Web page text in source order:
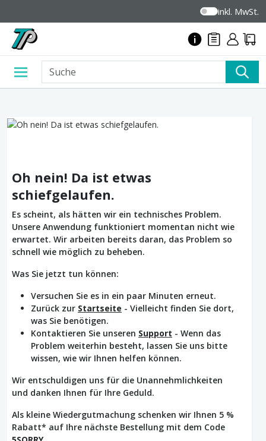
inkl. MwSt.
Oh nein! Da ist etwas
schiefgelaufen.
Es scheint, als hätten wir ein technisches Problem.
Unsere Anwendung funktioniert momentan nicht wie
erwartet. Wir arbeiten bereits daran, das Problem so
schnell wie möglich zu beheben.
Was Sie jetzt tun können:
Versuchen Sie es in ein paar Minuten erneut.
Zurück zur Startseite - Vielleicht finden Sie dort,
was Sie benötigen.
Kontaktieren Sie unseren Support - Wenn das
Problem weiterhin besteht, lassen Sie uns bitte
wissen, wie wir Ihnen helfen können.
Wir entschuldigen uns für die Unannehmlichkeiten
und danken Ihnen für Ihre Geduld.
Als kleine Wiedergutmachung schenken wir Ihnen 5 %
Rabatt* auf Ihre nächste Bestellung mit dem Code